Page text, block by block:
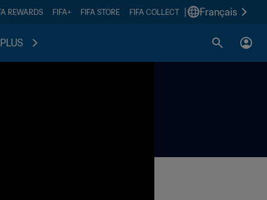
REWARDS FIFA+ FIFA STORE FIFA COLLECT Français
PLUS